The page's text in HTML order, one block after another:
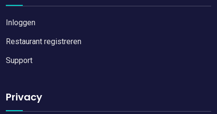
Inloggen
Restaurant registreren
Support
Privacy